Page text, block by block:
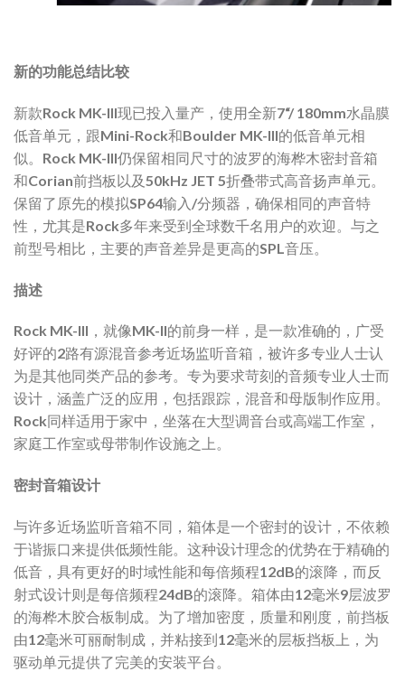
新的功能总结比较
新款Rock MK-III现已投入量产，使用全新7“/ 180mm水晶膜
低音单元，跟Mini-Rock和Boulder MK-III的低音单元相
似。Rock MK-III仍保留相同尺寸的波罗的海桦木密封音箱
和Corian前挡板以及50kHz JET 5折叠带式高音扬声单元。
保留了原先的模拟SP64输入/分频器，确保相同的声音特
性，尤其是Rock多年来受到全球数千名用户的欢迎。与之
前型号相比，主要的声音差异是更高的SPL音压。
描述
Rock MK-III，就像MK-II的前身一样，是一款准确的，广受
好评的2路有源混音参考近场监听音箱，被许多专业人士认
为是其他同类产品的参考。专为要求苛刻的音频专业人士而
设计，涵盖广泛的应用，包括跟踪，混音和母版制作应用。
Rock同样适用于家中，坐落在大型调音台或高端工作室，
家庭工作室或母带制作设施之上。
密封音箱设计
与许多近场监听音箱不同，箱体是一个密封的设计，不依赖
于谐振口来提供低频性能。这种设计理念的优势在于精确的
低音，具有更好的时域性能和每倍频程12dB的滚降，而反
射式设计则是每倍频程24dB的滚降。箱体由12毫米9层波罗
的海桦木胶合板制成。为了增加密度，质量和刚度，前挡板
由12毫米可丽耐制成，并粘接到12毫米的层板挡板上，为
驱动单元提供了完美的安装平台。